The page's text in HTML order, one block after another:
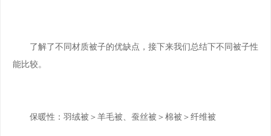
了解了不同材质被子的优缺点，接下来我们总结下不同被子性
能比较。
保暖性：羽绒被＞羊毛被、蚕丝被＞棉被＞纤维被